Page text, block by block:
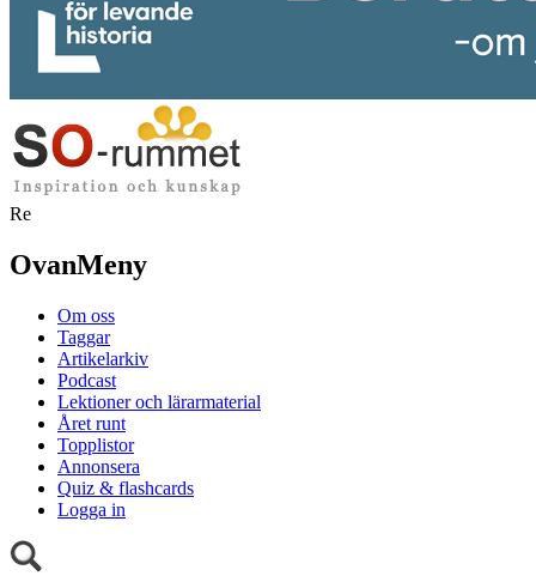
Re
OvanMeny
Om oss
Taggar
Artikelarkiv
Podcast
Lektioner och lärarmaterial
Året runt
Topplistor
Annonsera
Quiz & flashcards
Logga in